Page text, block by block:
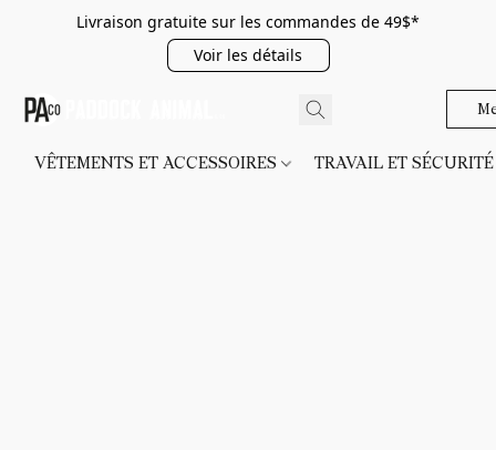
Livraison gratuite sur les commandes de 49$*
Voir les détails
VÊTEMENTS ET ACCESSOIRES TRAVAIL ET